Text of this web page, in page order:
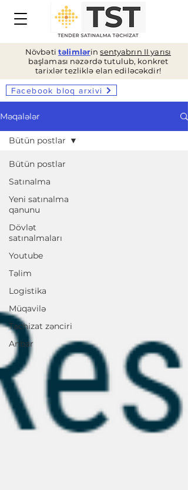
Növbəti təlimlərinsentyabrın II yarısı
başlaması nəzərdə tutulub, konkret
tarixlər tezliklə elan ediləcəkdir!
Facebook bloq arxivi
Məqalələr
Bütün postlar
Satınalma
Yeni satınalma
qanunu
Dövlət
satınalmaları
Youtube
Təlim
Logistika
Müqavilə
Təchizat zənciri
Anbar
Bütün postlar